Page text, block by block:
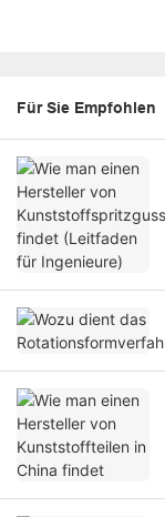
Für Sie Empfohlen